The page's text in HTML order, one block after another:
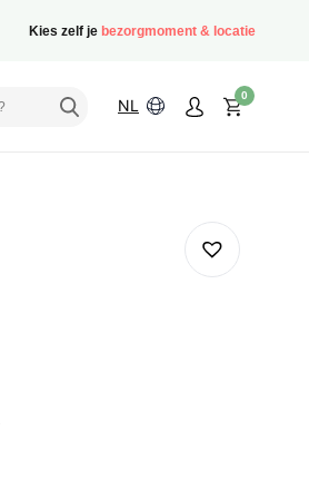
Kies zelf je bezorgmoment & locatie
NL
0